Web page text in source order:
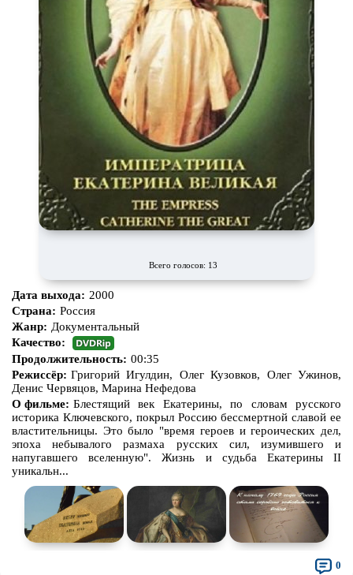
Всего голосов: 13
Дата выхода: 2000
Страна: Россия
Жанр: Документальный
Качество:
Продолжительность: 00:35
Режиссёр: Григорий Игулдин, Олег Кузовков, Олег Ужинов,
Денис Червяцов, Марина Нефедова
О фильме: Блестящий век Екатерины, по словам русского
историка Ключевского, покрыл Россию бессмертной славой ее
властительницы. Это было "время героев и героических дел,
эпоха небывалого размаха русских сил, изумившего и
напугавшего вселенную". Жизнь и судьба Екатерины II
уникальн...
0